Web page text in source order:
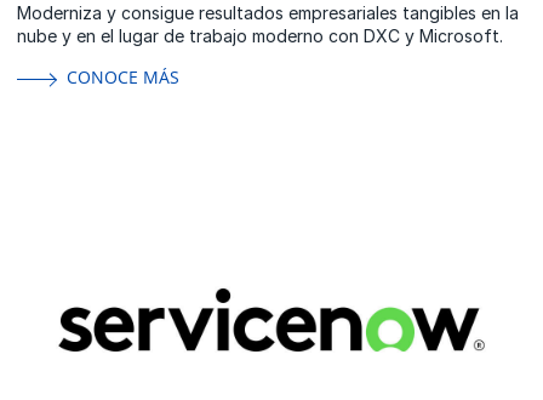
Moderniza y consigue resultados empresariales tangibles en la
nube y en el lugar de trabajo moderno con DXC y Microsoft.
CONOCE MÁS